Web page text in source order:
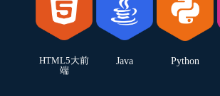
HTML5大前
端
Java Python